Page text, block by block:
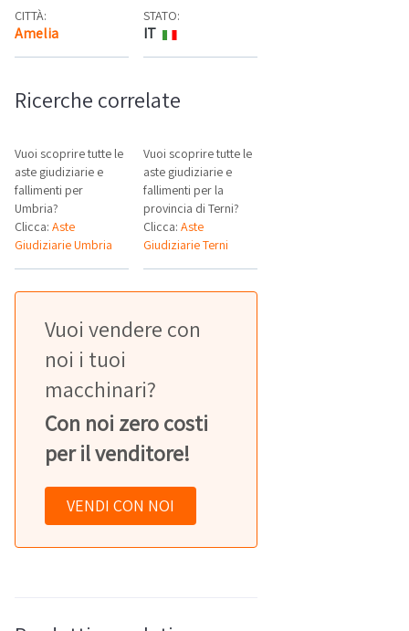
CITTÀ:
Amelia Mappa
STATO:
IT
Ricerche correlate
Vuoi scoprire tutte le
aste giudiziarie e
fallimenti per
Umbria?
Clicca: Aste
Giudiziarie Umbria
Vuoi scoprire tutte le
aste giudiziarie e
fallimenti per la
provincia di Terni?
Clicca:Aste
Giudiziarie Terni
Vuoi vendere con
noi i tuoi
macchinari?
Con noi zero costi
per il venditore!
VENDI CON NOI